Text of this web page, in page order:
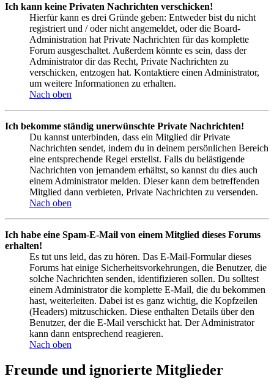
Ich kann keine Privaten Nachrichten verschicken!
Hierfür kann es drei Gründe geben: Entweder bist du nicht
registriert und / oder nicht angemeldet, oder die Board-
Administration hat Private Nachrichten für das komplette
Forum ausgeschaltet. Außerdem könnte es sein, dass der
Administrator dir das Recht, Private Nachrichten zu
verschicken, entzogen hat. Kontaktiere einen Administrator,
um weitere Informationen zu erhalten.
Nach oben
Ich bekomme ständig unerwünschte Private Nachrichten!
Du kannst unterbinden, dass ein Mitglied dir Private
Nachrichten sendet, indem du in deinem persönlichen Bereich
eine entsprechende Regel erstellst. Falls du belästigende
Nachrichten von jemandem erhältst, so kannst du dies auch
einem Administrator melden. Dieser kann dem betreffenden
Mitglied dann verbieten, Private Nachrichten zu versenden.
Nach oben
Ich habe eine Spam-E-Mail von einem Mitglied dieses Forums
erhalten!
Es tut uns leid, das zu hören. Das E-Mail-Formular dieses
Forums hat einige Sicherheitsvorkehrungen, die Benutzer, die
solche Nachrichten senden, identifizieren sollen. Du solltest
einem Administrator die komplette E-Mail, die du bekommen
hast, weiterleiten. Dabei ist es ganz wichtig, die Kopfzeilen
(Headers) mitzuschicken. Diese enthalten Details über den
Benutzer, der die E-Mail verschickt hat. Der Administrator
kann dann entsprechend reagieren.
Nach oben
Freunde und ignorierte Mitglieder